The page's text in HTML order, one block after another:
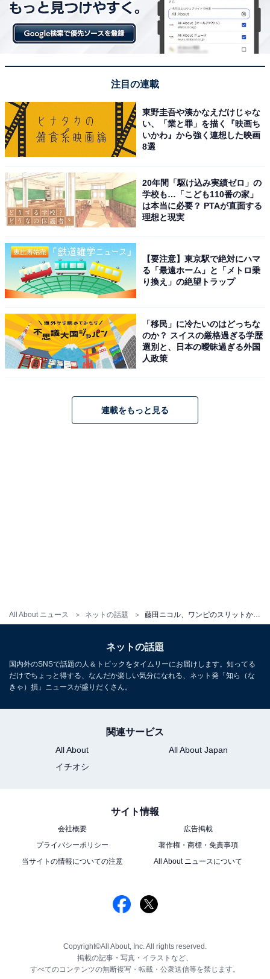
All About ニュース ネットの話題 藤田ニコル、ワンピのスリットから美脚ちら見せ！ 「美しいボディライン」「待って。。 美やん!!!!!!」
注目の連載
東野圭吾や湊かなえだけじゃな
い、「業と罪」を描く『映画ち
いかわ』から強く連想した映画
8選
20年間「駆け込み実績ゼロ」の
学校も…「こども110番の家」
は本当に必要？ PTAが直面する
理想と現実
【要注意】東京駅で絶対にハマ
る「最遠ホーム」と「メトロ乗
り換え」の絶望トラップ
「移民」に冷たいのはどっちな
のか？ スイスの厳格過ぎる学歴
選別と、日本の曖昧過ぎる外国
人政策
連載をもっと見る
ネットの話題
国内外のSNSで話題の人＆トピックをタイムリーにお届けします。知ってる
だけでちょっと得する、なんだか楽しい気分になれる、ネット発「知ら（な
きゃ）損」ニュースが盛りだくさん。
関連サービス
All About
All About Japan
イチオシ
サイト情報
会社概要
広告掲載
プライバシーポリシー
著作権・商標・免責事項
当サイトの情報についての注意
All About ニュースについて
Copyright©All About, Inc. All rights reserved.
掲載の記事・写真・イラストなど、
すべてのコンテンツの無断複写・転載・公衆送信等を禁じます。